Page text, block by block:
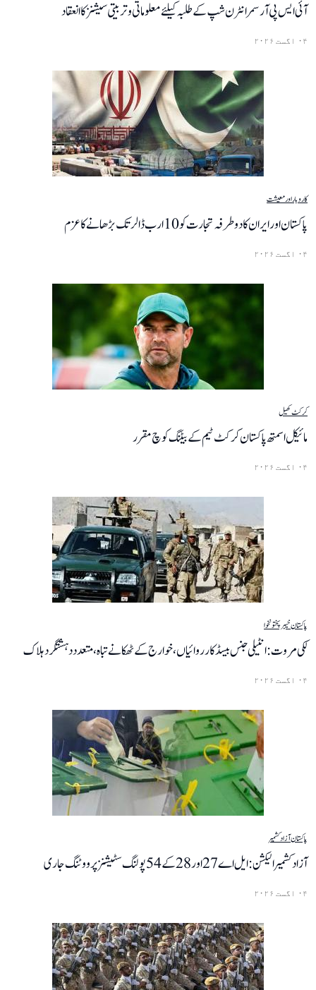
آئی ایس پی آر سمر انٹرن شپ کے طلبہ کیلئے معلوماتی و تربیتی سیشنزکا انعقاد
۰۴ اگست ۲۰۲۶
کاروبار اور معیشت
پاکستان اور ایران کا دوطرفہ تجارت کو 10 ارب ڈالر تک بڑھانے کا عزم
۰۴ اگست ۲۰۲۶
کرکٹکھیل
مائیکل اسمتھ پاکستان کرکٹ ٹیم کے بیٹنگ کوچ مقرر
۰۴ اگست ۲۰۲۶
پاکستانخیبر پختونخوا
لکی مروت: انٹیلی جنس بیسڈ کارروائیاں، خوارج کے ٹھکانے تباہ، متعدد دہشتگرد ہلاک
۰۴ اگست ۲۰۲۶
پاکستانآزاد کشمیر
آزاد کشمیر الیکشن: ایل اے 27 اور 28 کے 54 پولنگ سٹیشنز پر ووٹنگ جاری
۰۴ اگست ۲۰۲۶